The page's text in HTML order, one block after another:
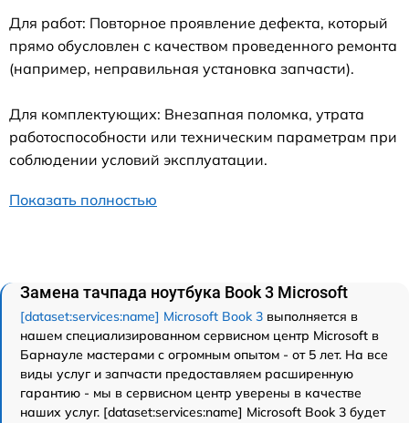
Для работ: Повторное проявление дефекта, который
прямо обусловлен с качеством проведенного ремонта
(например, неправильная установка запчасти).
Для комплектующих: Внезапная поломка, утрата
работоспособности или техническим параметрам при
соблюдении условий эксплуатации.
Показать полностью
Замена тачпада ноутбука Book 3 Microsoft
[dataset:services:name] Microsoft Book 3 выполняется в
нашем специализированном сервисном центр Microsoft в
Барнауле мастерами с огромным опытом - от 5 лет. На все
виды услуг и запчасти предоставляем расширенную
гарантию - мы в сервисном центр уверены в качестве
наших услуг. [dataset:services:name] Microsoft Book 3 будет